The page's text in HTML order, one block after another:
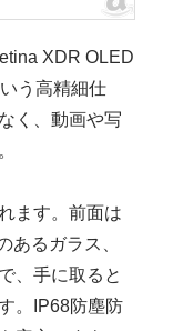
XDR OLED
う高精細仕
く、動画や写
ます。前面は
あるガラス、
、手に取ると
。IP68防塵防